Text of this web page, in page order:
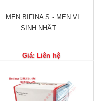
MEN BIFINA S - MEN VI
SINH NHẬT ...
Giá: Liên hệ